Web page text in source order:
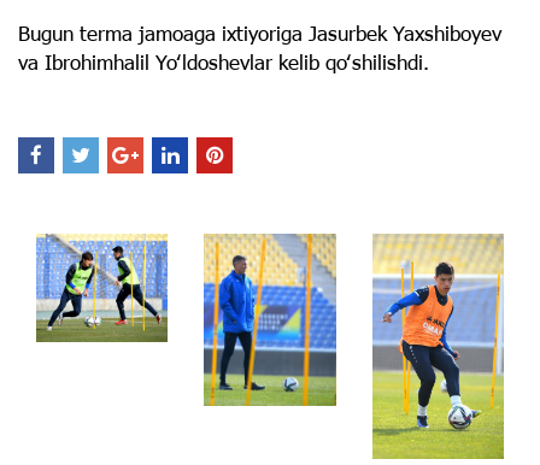
Bugun terma jamoaga ixtiyoriga Jasurbek Yaxshiboyev
va Ibrohimhalil Yoʻldoshevlar kelib qoʻshilishdi.